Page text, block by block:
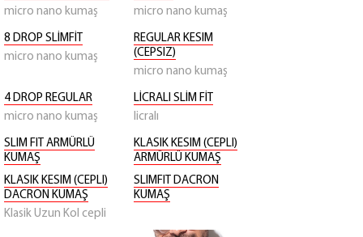
micro nano kumaş
micro nano kumaş
8 DROP SLİMFİT
micro nano kumaş
REGULAR KESIM
(CEPSIZ)
micro nano kumaş
4 DROP REGULAR
micro nano kumaş
LİCRALI SLİM FİT
licralı
SLIM FIT ARMÜRLÜ
KUMAŞ
KLASIK KESIM (CEPLI)
ARMÜRLÜ KUMAŞ
KLASIK KESIM (CEPLI)
DACRON KUMAŞ
Klasik Uzun Kol cepli
SLIMFIT DACRON
KUMAŞ